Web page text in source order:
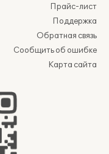
Прайс-лист
Поддержка
Обратная связь
Сообщить об ошибке
Карта сайта